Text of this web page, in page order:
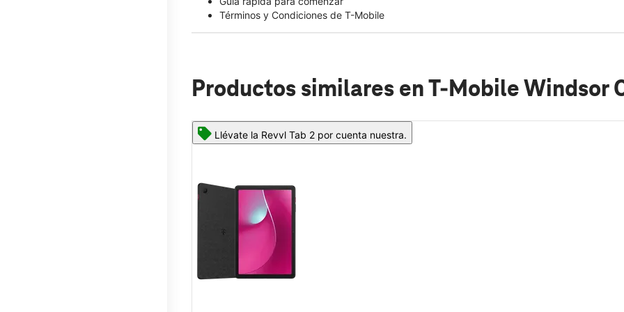
Términos y Condiciones de T-Mobile
Productos similares en T-Mobile Windsor
Llévate la Revvl Tab 2 por cuenta nuestra.